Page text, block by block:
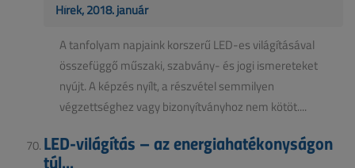
Hírek, 2018. január
A tanfolyam napjaink korszerű LED-es világításával
összefüggő műszaki, szabvány- és jogi ismereteket
nyújt. A képzés nyílt, a részvétel semmilyen
végzettséghez vagy bizonyítványhoz nem kötöt....
LED-világítás – az energiahatékonyságon
túl...